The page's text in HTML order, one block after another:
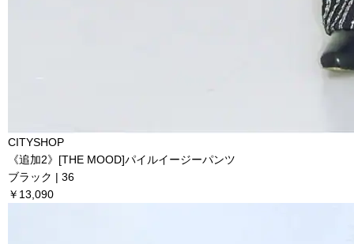
CITYSHOP
《追加2》[THE MOOD]パイルイージーパンツ
ブラック | 36
￥13,090